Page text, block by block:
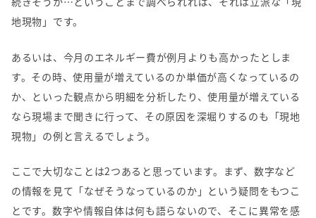
地現物」です。
あるいは、今月のエネルギー費が例月よりも高かったとしま
す。その時、使用量が増えているのか単価が高くなっているの
か、といった観点から明細を分析したり、使用量が増えている
なら現場まで聞きに行って、その原因を深堀りするのも「現地
現物」の例と言えるでしょう。
ここで大切なことは2つあると思っています。まず、数字など
の情報を見て「なぜそうなっているのか」という疑問をもつこ
とです。数字や情報自体は何も語らないので、そこに異常を感